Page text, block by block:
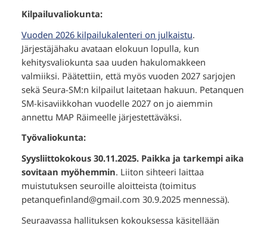
Kilpailuvaliokunta:
Vuoden 2026 kilpailukalenteri on julkaistu.
Järjestäjähaku avataan elokuun lopulla, kun
kehitysvaliokunta saa uuden hakulomakkeen
valmiiksi. Päätettiin, että myös vuoden 2027 sarjojen
sekä Seura-SM:n kilpailut laitetaan hakuun. Petanquen
SM-kisaviikkohan vuodelle 2027 on jo aiemmin
annettu MAP Räimeelle järjestettäväksi.
Työvaliokunta:
Syysliittokokous 30.11.2025. Paikka ja tarkempi aika
sovitaan myöhemmin. Liiton sihteeri laittaa
muistutuksen seuroille aloitteista (toimitus
petanquefinland@gmail.com 30.9.2025 mennessä).
Seuraavassa hallituksen kokouksessa käsitellään